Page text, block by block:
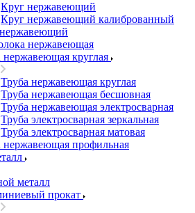
Круг нержавеющий
Круг нержавеющий калиброванный
нержавеющая
нержавеющая круглая
Труба нержавеющая круглая
Труба нержавеющая бесшовная
Труба нержавеющая электросварная
Труба электросварная зеркальная
Труба электросварная матовая
нержавеющая профильная
металл
прокат